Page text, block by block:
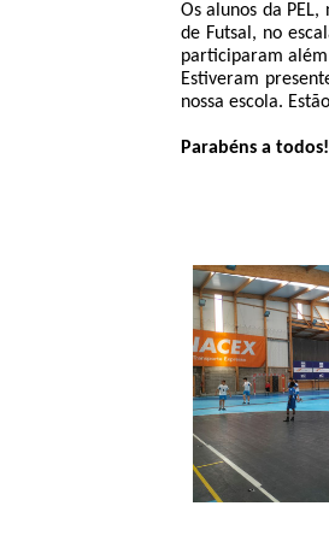
Os alunos da
de Futsal, no
participaram além
Estiveram
nossa escola.
Parabéns a todos!